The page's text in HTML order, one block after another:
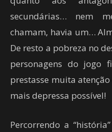
secundárias… nem
chamam, havia um…
De resto a pobreza no
personagens do jogo
prestasse muita
mais depressa possível!
Percorrendo a